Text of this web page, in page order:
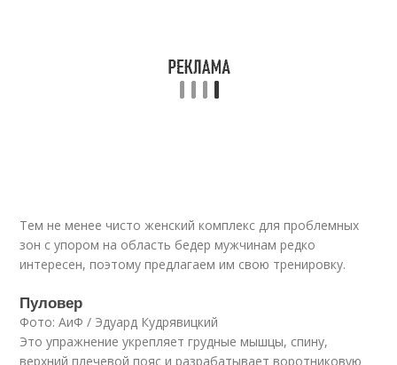
Тем не менее чисто женский комплекс для проблемных
зон с упором на область бедер мужчинам редко
интересен, поэтому предлагаем им свою тренировку.
Пуловер
Фото: АиФ / Эдуард Кудрявицкий
Это упражнение укрепляет грудные мышцы, спину,
верхний плечевой пояс и разрабатывает воротниковую